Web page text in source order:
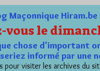
Maçonnique
vous le
chose d'important
informé par une
pour visiter les archives du